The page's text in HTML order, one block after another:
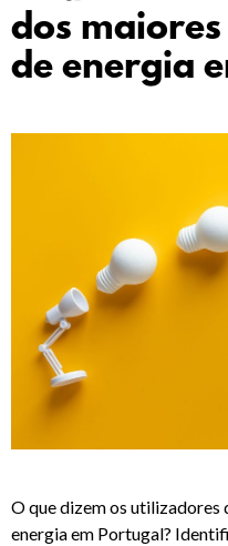
dos
de energia
O que dizem os utilizadores
energia em Portugal?